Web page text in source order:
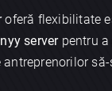
oferă flexibilitate
serverpentru a